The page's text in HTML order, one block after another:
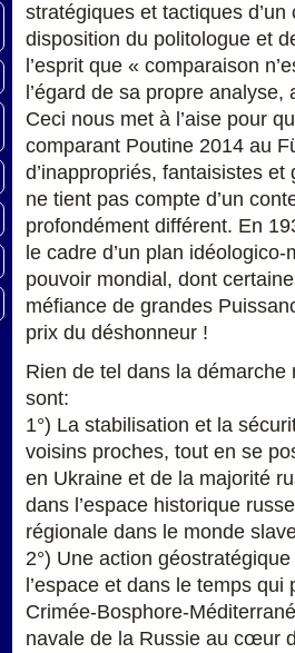
stratégiques et tactiques
disposition du politologue et
l’esprit que « comparaison
l’égard de sa propre
Ceci nous met à l’aise pour
comparant Poutine 2014 au
d’inappropriés, fantaisistes
ne tient pas compte d’un
profondément différent. En
le cadre d’un plan
pouvoir mondial, dont
méfiance de grandes
prix du déshonneur !
Rien de tel dans la
sont:
1°) La stabilisation et la
voisins proches, tout en se
en Ukraine et de la majorité
dans l’espace historique
régionale dans le monde
2°) Une action
l’espace et dans le temps
Crimée-Bosphore-
navale de la Russie au cœur